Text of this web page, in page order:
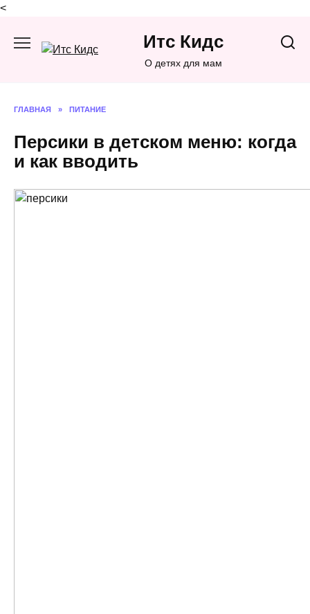
<
содержанию
Итс Кидс
О детях для мам
ГЛАВНАЯ » ПИТАНИЕ
Персики в детском меню: когда
и как вводить